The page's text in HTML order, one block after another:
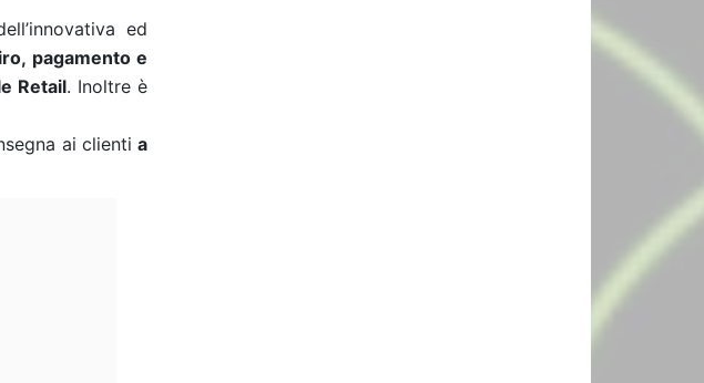
ed
pagamento e
Retail. Inoltre è
ai clienti a